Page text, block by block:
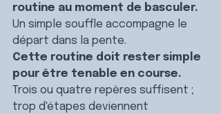
routine au moment de basculer.
Un simple souffle accompagne le
départ dans la pente.
Cette routine doit rester simple
pour être tenable en course.
Trois ou quatre repères suffisent ;
trop d'étapes deviennent